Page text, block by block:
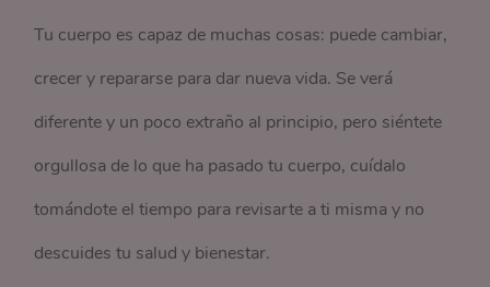
Tu cuerpo es capaz de muchas cosas: puede cambiar,
crecer y repararse para dar nueva vida. Se verá
diferente y un poco extraño al principio, pero siéntete
orgullosa de lo que ha pasado tu cuerpo, cuídalo
tomándote el tiempo para revisarte a ti misma y no
descuides tu salud y bienestar.